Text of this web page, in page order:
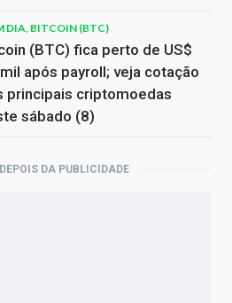
DIA, BITCOIN (BTC)
(BTC) fica perto de US$
após payroll; veja cotação
principais criptomoedas
sábado (8)
DA PUBLICIDADE